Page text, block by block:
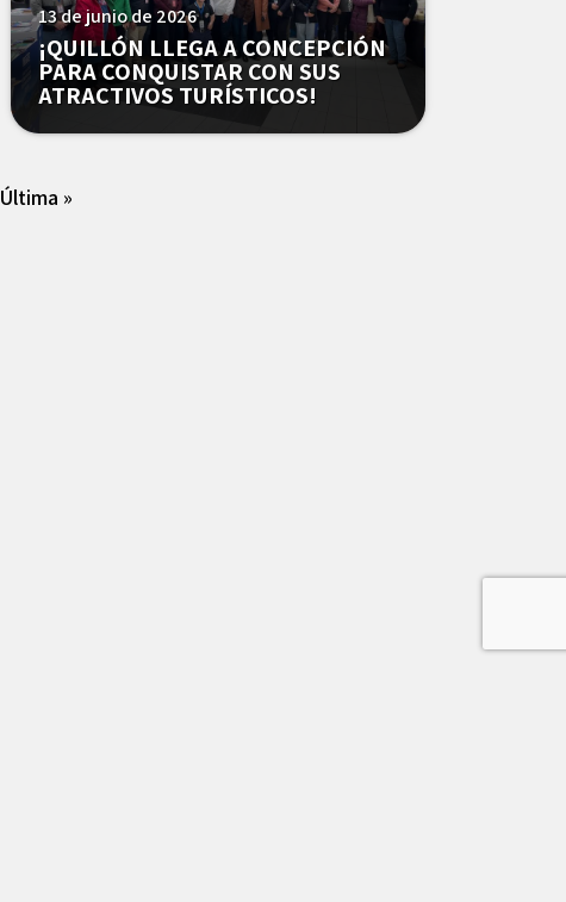
13 de junio de 2026
¡QUILLÓN LLEGA A CONCEPCIÓN
PARA CONQUISTAR CON SUS
ATRACTIVOS TURÍSTICOS!
Última »